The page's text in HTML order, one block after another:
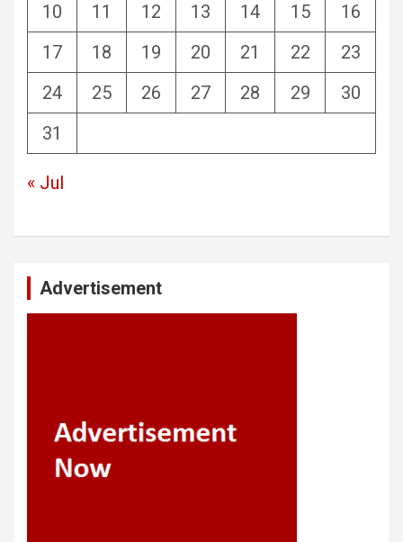
10
11 12 13 14 15
16
17
18 19 20 21 22
23
24
25 26 27 28 29
30
31
« Jul
Advertisement